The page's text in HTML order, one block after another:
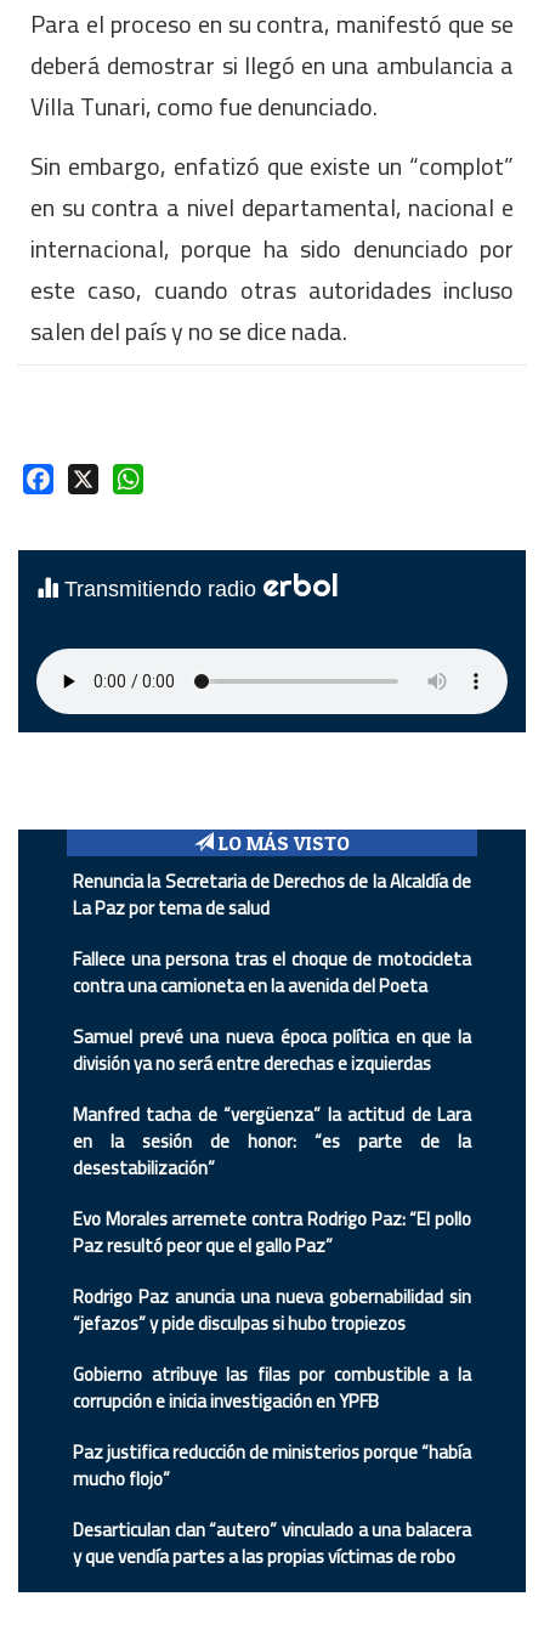
Para el proceso en su contra, manifestó que se
deberá demostrar si llegó en una ambulancia a
Villa Tunari, como fue denunciado.
Sin embargo, enfatizó que existe un “complot”
en su contra a nivel departamental, nacional e
internacional, porque ha sido denunciado por
este caso, cuando otras autoridades incluso
salen del país y no se dice nada.
Facebook
Transmitiendo radio erbol
LO MÁS VISTO
Renuncia la Secretaria de Derechos de la Alcaldía de
La Paz por tema de salud
Fallece una persona tras el choque de motocicleta
contra una camioneta en la avenida del Poeta
Samuel prevé una nueva época política en que la
división ya no será entre derechas e izquierdas
Manfred tacha de “vergüenza” la actitud de Lara
en la sesión de honor: “es parte de la
desestabilización”
Evo Morales arremete contra Rodrigo Paz: “El pollo
Paz resultó peor que el gallo Paz”
Rodrigo Paz anuncia una nueva gobernabilidad sin
“jefazos” y pide disculpas si hubo tropiezos
Gobierno atribuye las filas por combustible a la
corrupción e inicia investigación en YPFB
Paz justifica reducción de ministerios porque “había
mucho flojo”
Desarticulan clan “autero” vinculado a una balacera
y que vendía partes a las propias víctimas de robo